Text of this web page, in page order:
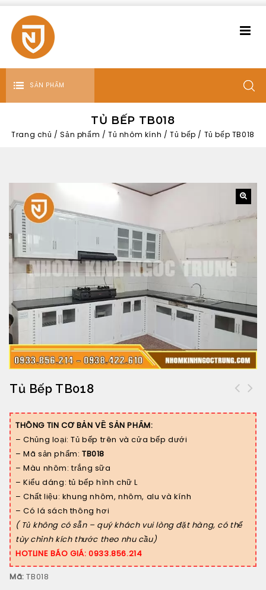
SẢN PHẨM
TỦ BẾP TB018
Trang chủ /Sản phẩm /Tủ nhôm kính /Tủ bếp / Tủ bếp TB018
Tủ Bếp TB018
THÔNG TIN CƠ BẢN VỀ SẢN PHẨM:
– Chủng loại: Tủ bếp trên và cửa bếp dưới
– Mã sản phẩm: TB018
– Màu nhôm: trắng sữa
– Kiểu dáng: tủ bếp hình chữ L
– Chất liệu: khung nhôm, nhôm, alu và kính
– Có lá sách thông hơi
( Tủ không có sẵn – quý khách vui lòng đặt hàng, có thể
tùy chỉnh kích thước theo nhu cầu)
HOTLINE BÁO GIÁ: 0933.856.214
Mã:TB018